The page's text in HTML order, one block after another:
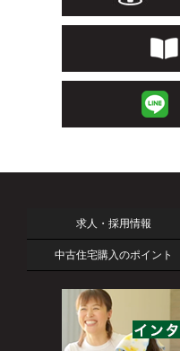
求人・採用情報
中古住宅購入のポイント